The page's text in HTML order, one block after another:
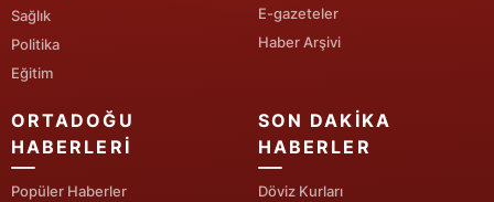
Sağlık
Politika
Eğitim
E-gazeteler
Haber Arşivi
ORTADOĞU
HABERLERI
Popüler Haberler
SON DAKIKA
HABERLER
Döviz Kurları